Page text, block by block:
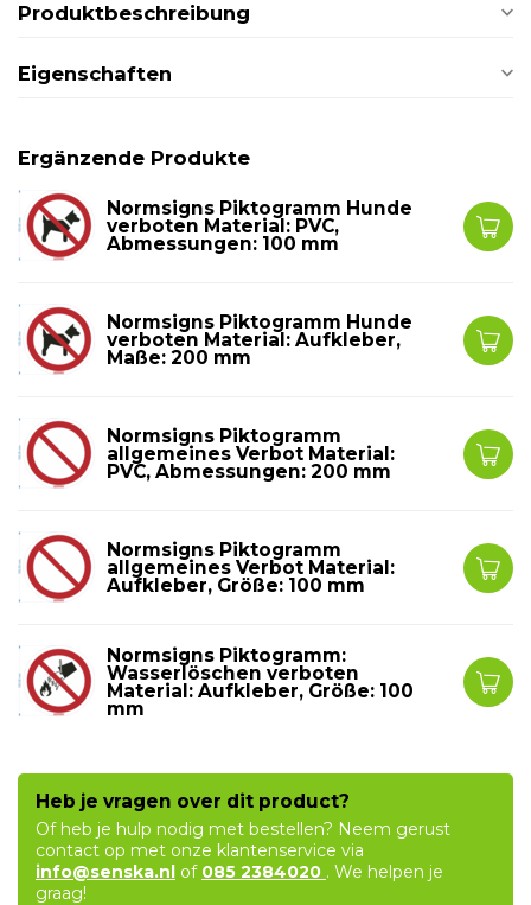
Produktbeschreibung
Eigenschaften
Ergänzende Produkte
Normsigns Piktogramm Hunde
verboten Material: PVC,
Abmessungen: 100 mm
Normsigns Piktogramm Hunde
verboten Material: Aufkleber,
Maße: 200 mm
Normsigns Piktogramm
allgemeines Verbot Material:
PVC, Abmessungen: 200 mm
Normsigns Piktogramm
allgemeines Verbot Material:
Aufkleber, Größe: 100 mm
Normsigns Piktogramm:
Wasserlöschen verboten
Material: Aufkleber, Größe: 100
mm
Heb je vragen over dit product?
Of heb je hulp nodig met bestellen? Neem gerust
contact op met onze klantenservice via
info@senska.nl of 085 2384020 . We helpen je
graag!